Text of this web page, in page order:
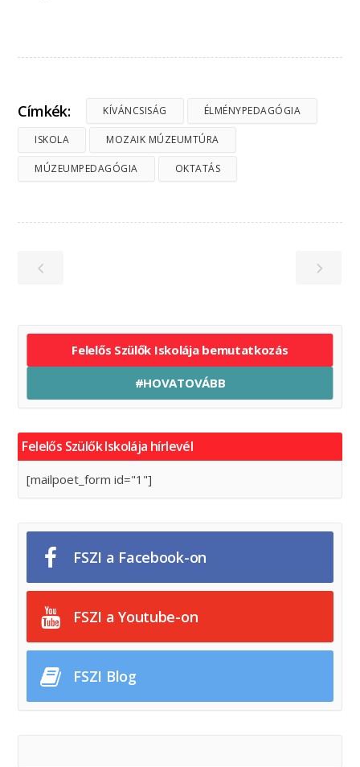
Címkék: KÍVÁNCSISÁG ÉLMÉNYPEDAGÓGIA
ISKOLA MOZAIK MÚZEUMTÚRA
MÚZEUMPEDAGÓGIA OKTATÁS
Felelős Szülők Iskolája bemutatkozás
#HOVATOVÁBB
Felelős Szülők Iskolája hírlevél
[mailpoet_form id="1"]
FSZI a Facebook-on
FSZI a Youtube-on
FSZI Blog